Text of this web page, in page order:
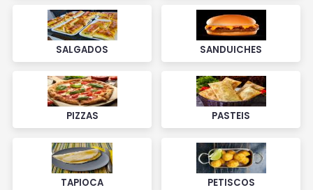
SALGADOS SANDUICHES
PIZZAS PASTEIS
TAPIOCA PETISCOS